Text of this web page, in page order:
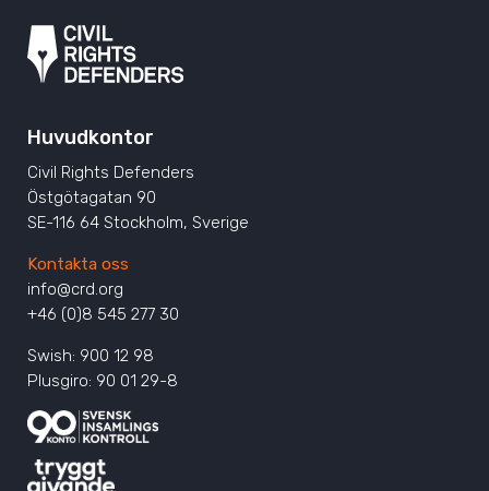
Huvudkontor
Civil Rights Defenders
Östgötagatan 90
SE-116 64 Stockholm, Sverige
Kontakta oss
info@crd.org
+46 (0)8 545 277 30
Swish: 900 12 98
Plusgiro: 90 01 29-8